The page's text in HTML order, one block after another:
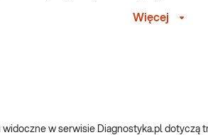
Więcej
widoczne w serwisie Diagnostyka.pl dotyczą